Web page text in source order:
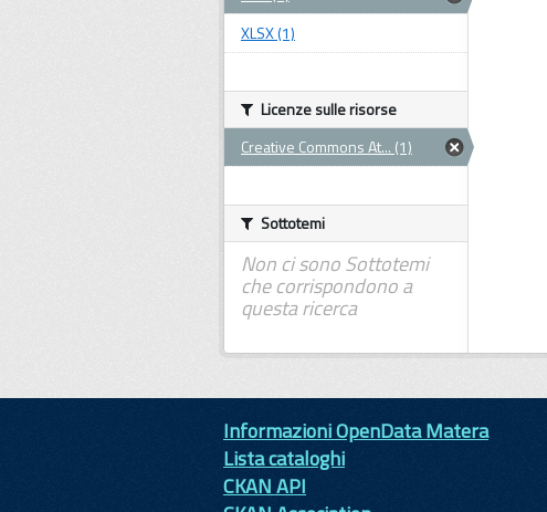
XLSX (1)
Licenze sulle risorse
Creative Commons At... (1)
Sottotemi
Non ci sono Sottotemi
che corrispondono a
questa ricerca
Informazioni OpenData Matera
Lista cataloghi
CKAN API